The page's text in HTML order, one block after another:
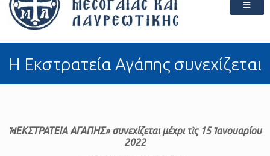
Η Εκστρατεία Αγάπης συνεχίζεται
Ἡ «ΕΚΣΤΡΑΤΕΙΑ ΑΓΑΠΗΣ» συνεχίζεταιμέχρι τὶς 15Ἰανουαρίου
2022